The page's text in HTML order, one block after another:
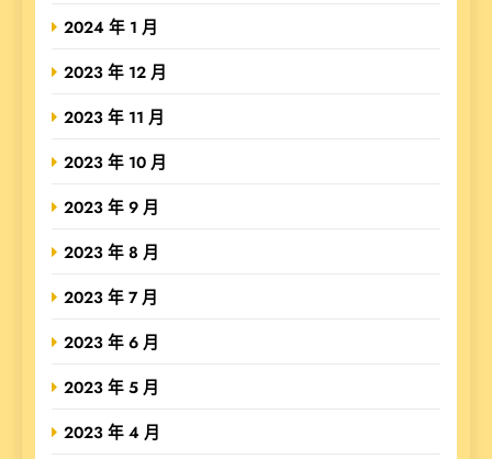
2024 年 1 月
2023 年 12 月
2023 年 11 月
2023 年 10 月
2023 年 9 月
2023 年 8 月
2023 年 7 月
2023 年 6 月
2023 年 5 月
2023 年 4 月